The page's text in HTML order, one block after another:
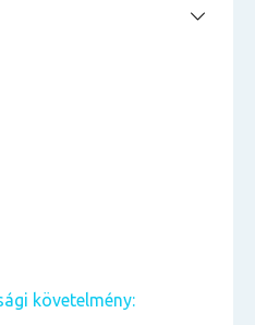
követelmény: